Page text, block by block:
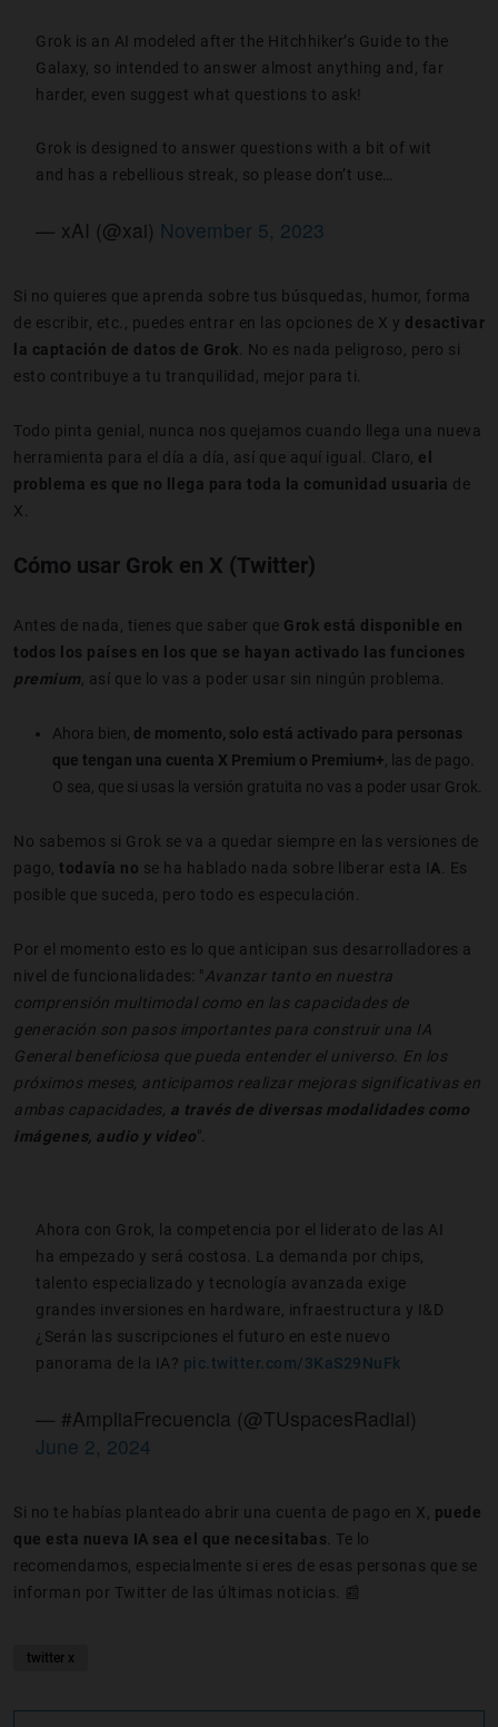
Grok is an AI modeled after the Hitchhiker’s Guide to the
Galaxy, so intended to answer almost anything and, far
harder, even suggest what questions to ask!
Grok is designed to answer questions with a bit of wit
and has a rebellious streak, so please don’t use…
— xAI (@xai) November 5, 2023
Si no quieres que aprenda sobre tus búsquedas, humor, forma
de escribir, etc., puedes entrar en las opciones de X y desactivar
la captación de datos de Grok. No es nada peligroso, pero si
esto contribuye a tu tranquilidad, mejor para ti.
Todo pinta genial, nunca nos quejamos cuando llega una nueva
herramienta para el día a día, así que aquí igual. Claro, el
problema es que no llega para toda la comunidad usuaria de
X.
Cómo usar Grok en X (Twitter)
Antes de nada, tienes que saber que Grok está disponible en
todos los países en los que se hayan activado las funciones
premium, así que lo vas a poder usar sin ningún problema.
Ahora bien, de momento, solo está activado para personas
que tengan una cuenta X Premium o Premium+, las de pago.
O sea, que si usas la versión gratuita no vas a poder usar Grok.
No sabemos si Grok se va a quedar siempre en las versiones de
pago, todavía no se ha hablado nada sobre liberar esta IA. Es
posible que suceda, pero todo es especulación.
Por el momento esto es lo que anticipan sus desarrolladores a
nivel de funcionalidades: " Avanzar tanto en nuestra
comprensión multimodal como en las capacidades de
generación son pasos importantes para construir una IA
General beneficiosa que pueda entender el universo. En los
próximos meses, anticipamos realizar mejoras significativas en
ambas capacidades, a través de diversas modalidades como
imágenes, audio y video".
Ahora con Grok, la competencia por el liderato de las AI
ha empezado y será costosa. La demanda por chips,
talento especializado y tecnología avanzada exige
grandes inversiones en hardware, infraestructura y I&D
¿Serán las suscripciones el futuro en este nuevo
panorama de la IA? pic.twitter.com/3KaS29NuFk
— #AmpliaFrecuencia (@TUspacesRadial)
June 2, 2024
Si no te habías planteado abrir una cuenta de pago en X, puede
que esta nueva IA sea el que necesitabas. Te lo
recomendamos, especialmente si eres de esas personas que se
informan por Twitter de las últimas noticias. 📰
twitter x